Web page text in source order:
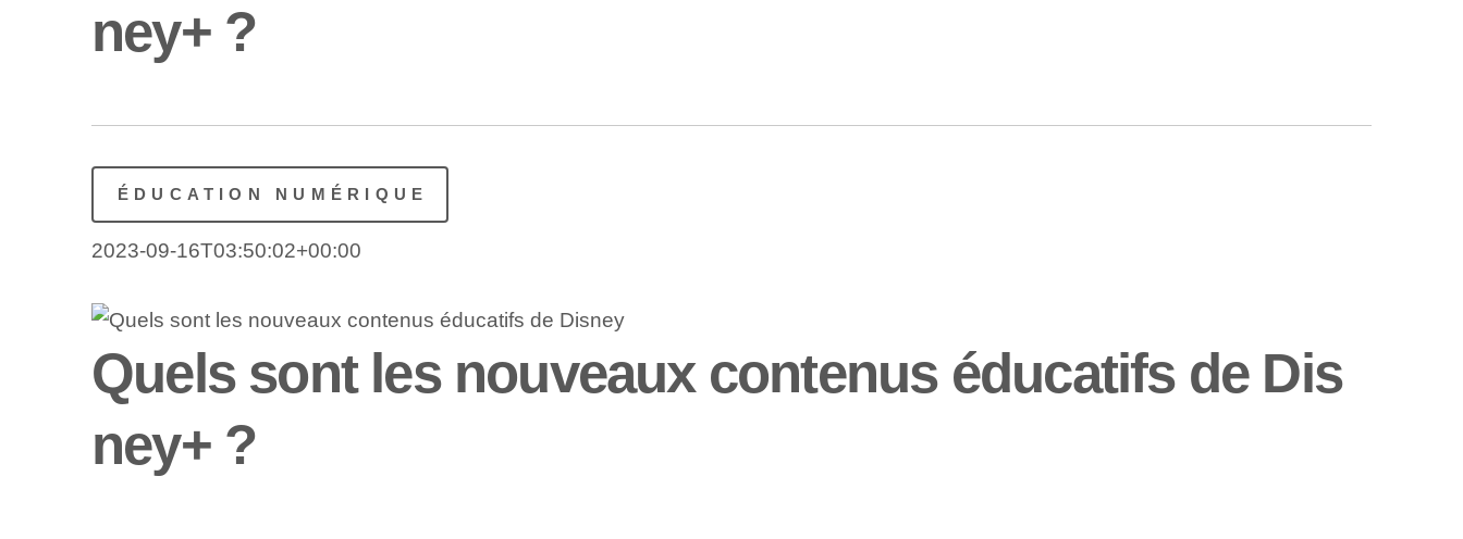
ney+ ?
ÉDUCATION NUMÉRIQUE
2023-09-16T03:50:02+00:00
Quels sont les nouveaux contenus éducatifs de Dis
ney+ ?